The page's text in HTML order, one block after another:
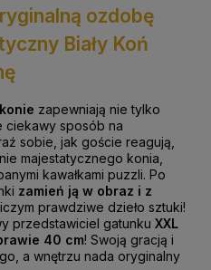
ozdobę
Biały Koń
zapewniają nie tylko
ciekawy sposób na
sobie, jak goście reagują,
majestatycznego konia,
kawałkami puzzli. Po
zamień ją w obraz i z
prawdziwe dzieło sztuki!
przedstawiciel gatunku XXL
40 cm! Swoją gracją i
a wnętrzu nada oryginalny